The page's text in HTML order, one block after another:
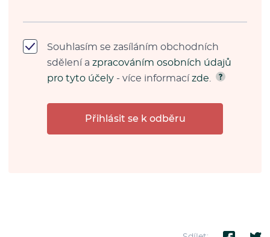
Souhlasím se zasíláním obchodních
sdělení a zpracováním osobních údajů
pro tyto účely - více informacízde
Přihlásit se k odběru